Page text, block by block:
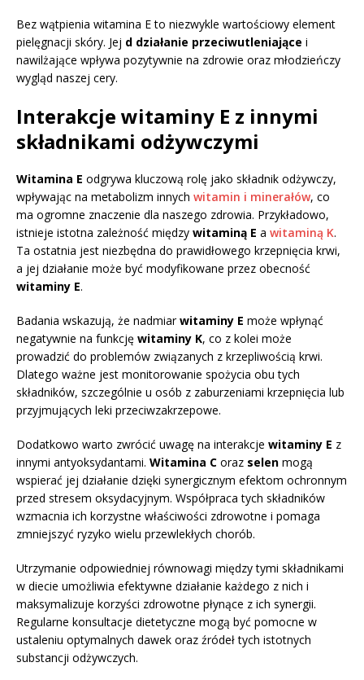
Bez wątpienia witamina E to niezwykle wartościowy element
pielęgnacji skóry. Jej d działanie przeciwutleniające i
nawilżające wpływa pozytywnie na zdrowie oraz młodzieńczy
wygląd naszej cery.
Interakcje witaminy E z innymi
składnikami odżywczymi
Witamina E odgrywa kluczową rolę jako składnik odżywczy,
wpływając na metabolizm innych witamin i minerałów, co
ma ogromne znaczenie dla naszego zdrowia. Przykładowo,
istnieje istotna zależność między witaminą E a witaminą K.
Ta ostatnia jest niezbędna do prawidłowego krzepnięcia krwi,
a jej działanie może być modyfikowane przez obecność
witaminy E.
Badania wskazują, że nadmiarwitaminy E może wpłynąć
negatywnie na funkcję witaminy K, co z kolei może
prowadzić do problemów związanych z krzepliwością krwi.
Dlatego ważne jest monitorowanie spożycia obu tych
składników, szczególnie u osób z zaburzeniami krzepnięcia lub
przyjmujących leki przeciwzakrzepowe.
Dodatkowo warto zwrócić uwagę na interakcje witaminy E z
innymi antyoksydantami. Witamina C oraz selen mogą
wspierać jej działanie dzięki synergicznym efektom ochronnym
przed stresem oksydacyjnym. Współpraca tych składników
wzmacnia ich korzystne właściwości zdrowotne i pomaga
zmniejszyć ryzyko wielu przewlekłych chorób.
Utrzymanie odpowiedniej równowagi między tymi składnikami
w diecie umożliwia efektywne działanie każdego z nich i
maksymalizuje korzyści zdrowotne płynące z ich synergii.
Regularne konsultacje dietetyczne mogą być pomocne w
ustaleniu optymalnych dawek oraz źródeł tych istotnych
substancji odżywczych.